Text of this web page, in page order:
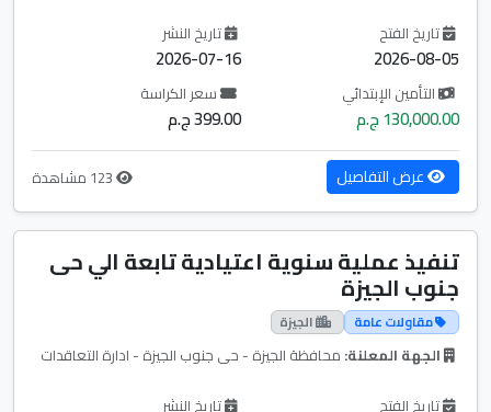
تاريخ الفتح
2026-08-05
تاريخ النشر
2026-07-16
التأمين الإبتدائي
130,000.00 ج.م
سعر الكراسة
399.00 ج.م
عرض التفاصيل
تنفيذ عملية سنوية اعتيادية تابعة الي حى
جنوب الجيزة
مقاولات عامة الجيزة
الجهة المعلنة: محافظة الجيزة - حى جنوب الجيزة - ادارة التعاقدات
تاريخ الفتح
تاريخ النشر